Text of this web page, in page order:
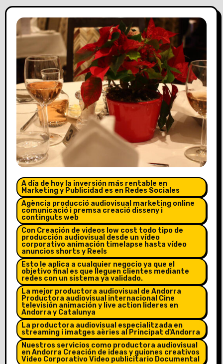
A día de hoy la inversión más rentable en
Marketing y Publicidad es en Redes Sociales
Agència producció audiovisual marketing online
comunicació i premsa creació disseny i
continguts web
Con Creación de videos low cost todo tipo de
producción audiovisual desde un vídeo
corporativo animación timelapse hasta vídeo
anuncios shorts y Reels
Esto le aplica a cualquier negocio ya que el
objetivo final es que lleguen clientes mediante
redes con un sistema ya validado.
La mejor productora audiovisual de Andorra
Productora audiovisual internacional Cine
televisión animación y live action lideres en
Andorra y Catalunya
La productora audiovisual especialitzada en
streaming i imatges aèries al Principat d'Andorra
Nuestros servicios como productora audiovisual
en Andorra Creación de ideas y guiones creativos
Video Corporativo Video publicitario Documental